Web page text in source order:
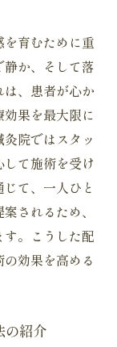
育むために重
か、そして落
、患者が心か
果を最大限に
院ではスタッ
て施術を受け
て、一人ひと
されるため、
。こうした配
効果を高める
の紹介